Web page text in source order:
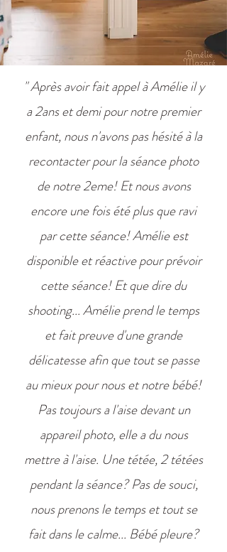
" Après avoir fait appel à Amélie il y
a 2ans et demi pour notre premier
enfant, nous n'avons pas hésité à la
recontacter pour la séance photo
de notre 2eme! Et nous avons
encore une fois été plus que ravi
par cette séance! Amélie est
disponible et réactive pour prévoir
cette séance! Et que dire du
shooting... Amélie prend le temps
et fait preuve d'une grande
délicatesse afin que tout se passe
au mieux pour nous et notre bébé!
Pas toujours a l'aise devant un
appareil photo, elle a du nous
mettre à l'aise. Une tétée, 2 tétées
pendant la séance? Pas de souci,
nous prenons le temps et tout se
fait dans le calme... Bébé pleure?